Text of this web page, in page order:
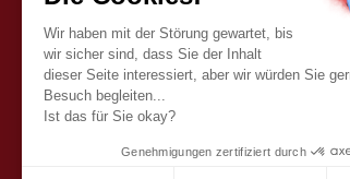
Deutsch (DE)